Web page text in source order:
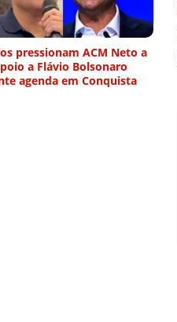
pressionam ACM Neto a
a Flávio Bolsonaro
agenda em Conquista